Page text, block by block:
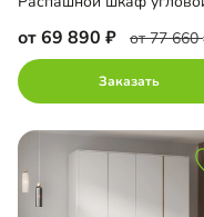
от 69 890 от 77 660
Заказать